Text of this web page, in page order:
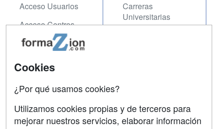
Acceso Usuarios
Acceso Centros
Carreras
Universitarias
Contactar
Copyleft
Cookies
¿Por qué usamos cookies?
Utilizamos cookies propias y de terceros para
mejorar nuestros servicios, elaborar información